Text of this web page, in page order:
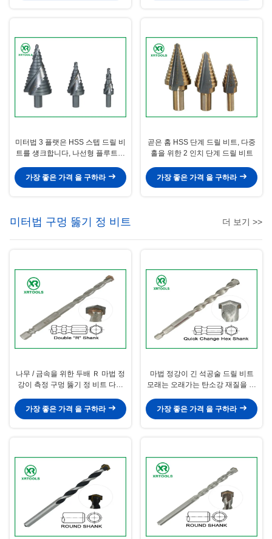
미터법 3 플랫은 HSS 스텝 드릴 비
트를 섕크합니다, 나선형 플루트가
다
가장 좋은 가격 을 구하라
곧은 홈 HSS 단계 드릴 비트, 다중
홀을 위한 2 인치 단계 드릴 비트
가장 좋은 가격 을 구하라
미터법 구멍 뚫기 정 비트 더 보기 >>
나무 / 금속을 위한 두배 Ｒ 마법 정
강이 측정 구멍 뚫기 정 비트 다중
가장 좋은 가격 을 구하라
마법 정강이 긴 석공술 드릴 비트
모래는 오래가는 탄소강 재질을 강
가장 좋은 가격 을 구하라